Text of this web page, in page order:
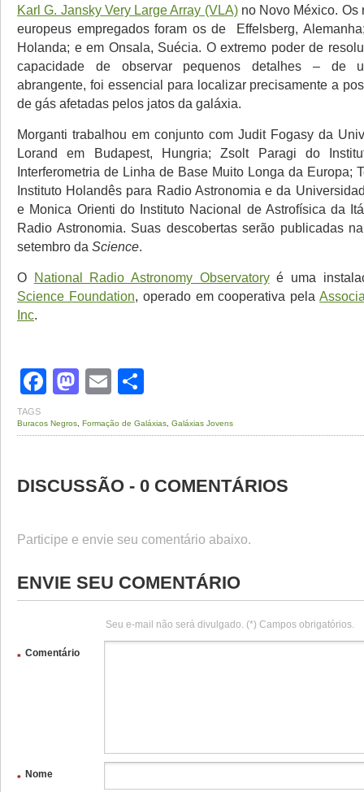
Karl G. Jansky Very Large Array (VLA)no Novo México. Os
europeus empregados foram os de Effelsberg,
Holanda; e em Onsala, Suécia. O extremo poder de
capacidade de observar pequenos detalhes – de
abrangente, foi essencial para localizar precisamente a
de gás afetadas pelos jatos da galáxia.
Morganti trabalhou em conjunto com Judit Fogasy da
Lorand em Budapest, Hungria; Zsolt Paragi do
Interferometria de Linha de Base Muito Longa da Europa;
Instituto Holandês para Radio Astronomia e da
e Monica Orienti do Instituto Nacional de Astrofísica da
Radio Astronomia. Suas descobertas serão publicadas
setembro da Science.
O National Radio Astronomy Observatoryé uma
Science Foundation, operado em cooperativa pela
Inc.
Facebook
Mastodon
Email
TAGS
Buracos Negros, Formação de Galáxias, Galáxias Jovens
DISCUSSÃO - 0 COMENTÁRIOS
Participe e envie seu comentário abaixo.
ENVIE SEU COMENTÁRIO
Seu e-mail não será divulgado. (*) Campos obrigatórios.
Comentário
*
Nome
*